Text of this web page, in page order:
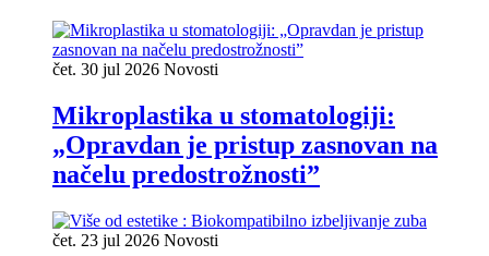
čet. 30 jul 2026 Novosti
Mikroplastika u stomatologiji:
„Opravdan je pristup zasnovan na
načelu predostrožnosti”
čet. 23 jul 2026 Novosti